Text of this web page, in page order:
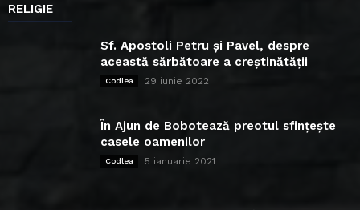
RELIGIE
Sf. Apostoli Petru și Pavel, despre
această sărbătoare a creștinătății
Codlea 29 iunie 2022
În Ajun de Bobotează preotul sfințește
casele oamenilor
Codlea 5 ianuarie 2021